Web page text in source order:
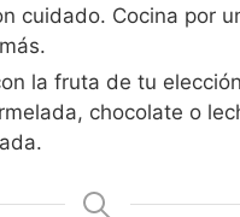
cuidado. Cocina por
la fruta de tu
chocolate o